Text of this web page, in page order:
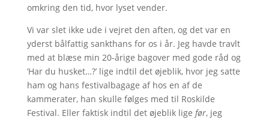
omkring den tid, hvor lyset vender.
Vi var slet ikke ude i vejret den aften, og det var en
yderst bålfattig sankthans for os i år. Jeg havde travlt
med at blæse min 20-årige bagover med gode råd og
’Har du husket…?’ lige indtil det øjeblik, hvor jeg satte
ham og hans festivalbagage af hos en af de
kammerater, han skulle følges med til Roskilde
Festival. Eller faktisk indtil det øjeblik lige før, jeg